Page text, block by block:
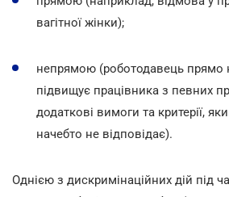
вагітної жінки);
непрямою (роботодавець прямо
підвищує працівника з певних
додаткові вимоги та критерії,
начебто не відповідає).
Однією з дискримінаційних дій під